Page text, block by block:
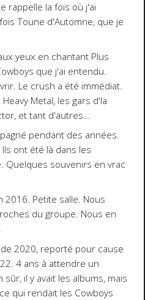
rappelle la fois où j'ai
Toune d'Automne, que je
yeux en chantant Plus
que j'ai entendu.
Le crush a été immédiat.
Metal, les gars d'la
et tant d'autres…
pendant des années.
ont été là dans les
Quelques souvenirs en vrac
2016. Petite salle. Nous
du groupe. Nous en
2020, reporté pour cause
4 ans à attendre un
il y avait les albums, mais
qui rendait les Cowboys